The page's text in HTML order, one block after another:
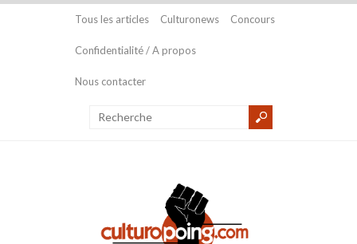
Tous les articles Culturonews Concours
Confidentialité / A propos
Nous contacter